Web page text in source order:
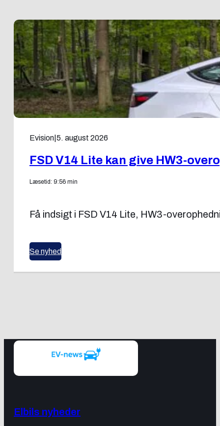
Evision 5. august 2026
FSD V14 Lite kan give HW3-
Læsetid: 9:56 min
Få indsigt i FSD V14 Lite, HW3-
Se nyhed
Elbils nyheder